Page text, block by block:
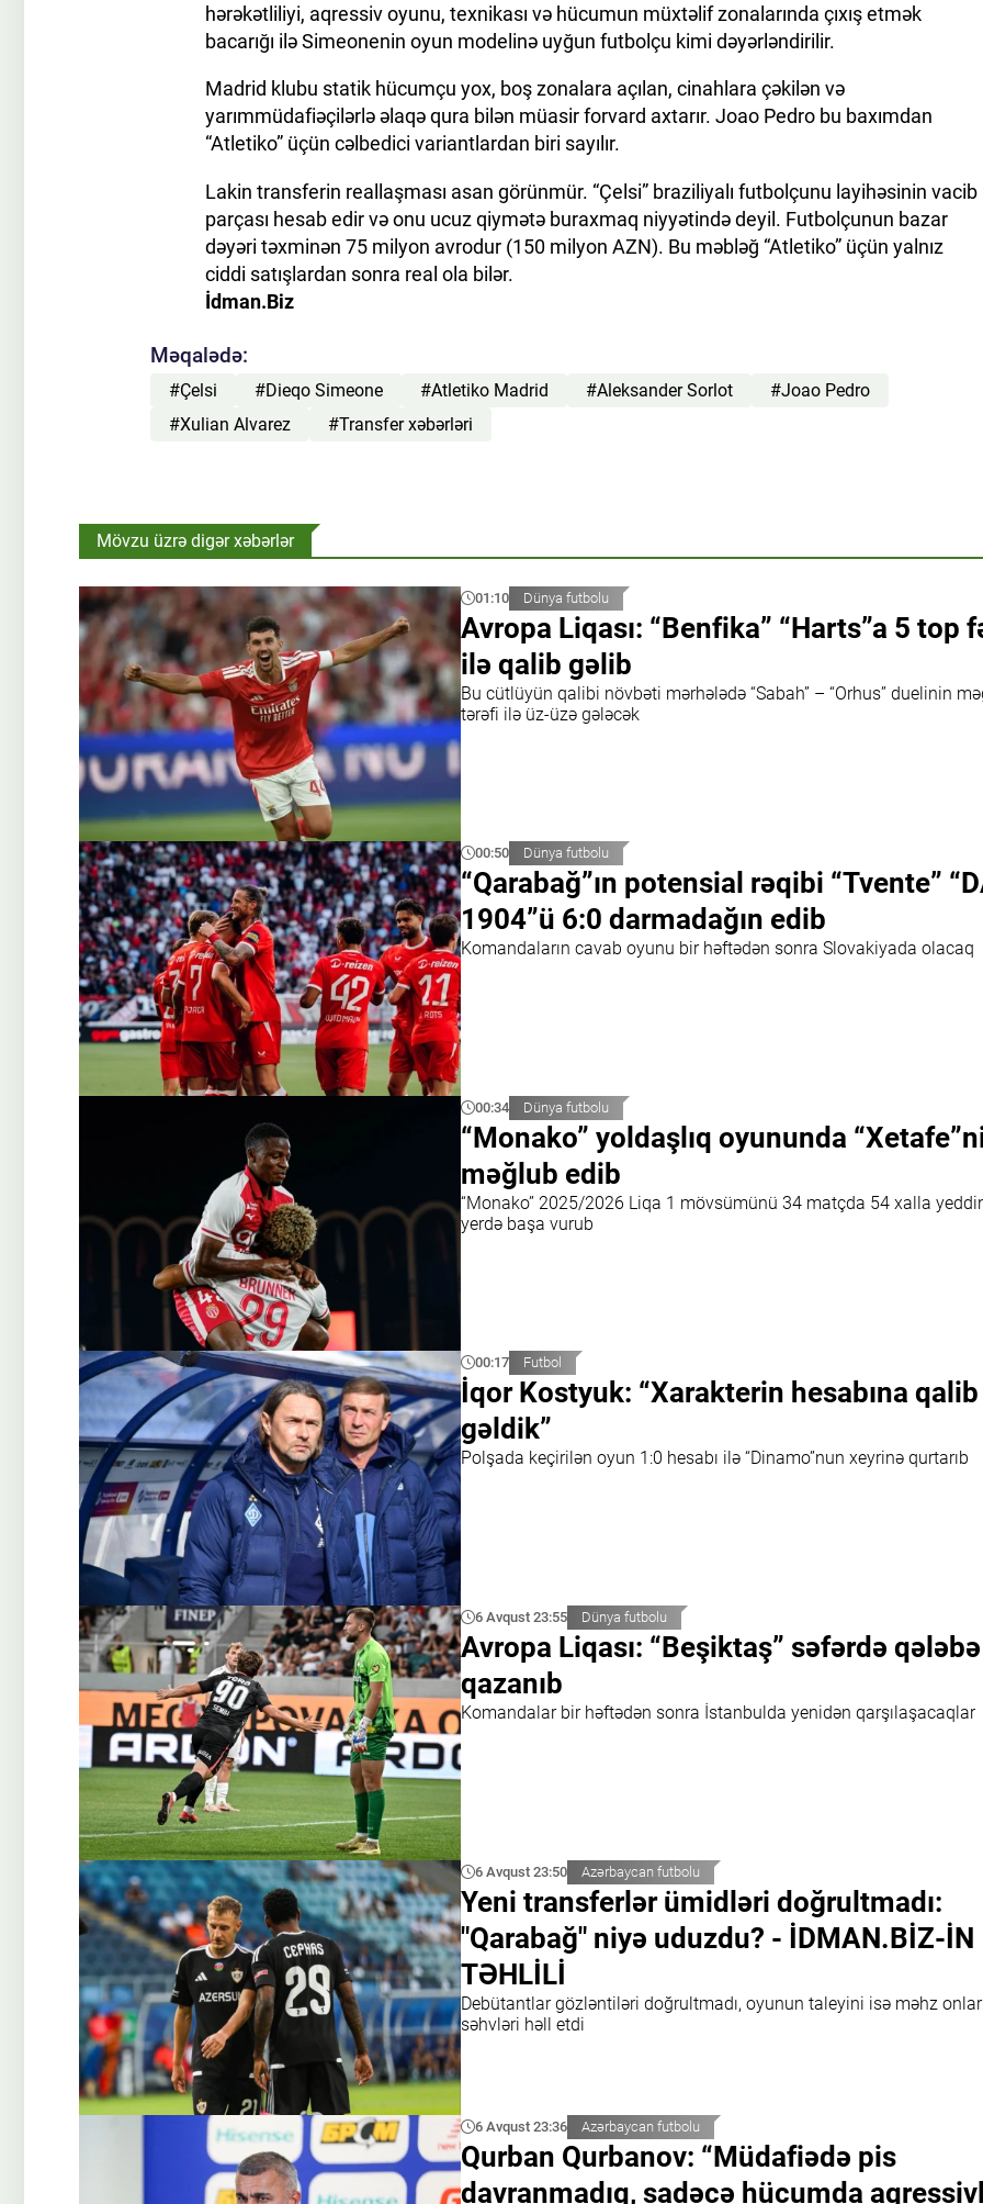
hərəkətliliyi, aqressiv oyunu, texnikası və hücumun müxtəlif zonalarında çıxış etmək
bacarığı ilə Simeonenin oyun modelinə uyğun futbolçu kimi dəyərləndirilir.
Madrid klubu statik hücumçu yox, boş zonalara açılan, cinahlara çəkilən və
yarımmüdafiəçilərlə əlaqə qura bilən müasir forvard axtarır. Joao Pedro bu baxımdan
“Atletiko” üçün cəlbedici variantlardan biri sayılır.
Lakin transferin reallaşması asan görünmür. “Çelsi” braziliyalı futbolçunu layihəsinin vacib
parçası hesab edir və onu ucuz qiymətə buraxmaq niyyətində deyil. Futbolçunun bazar
dəyəri təxminən 75 milyon avrodur (150 milyon AZN). Bu məbləğ “Atletiko” üçün yalnız
ciddi satışlardan sonra real ola bilər.
İdman.Biz
Məqalədə:
#Çelsi #Dieqo Simeone #Atletiko Madrid #Aleksander Sorlot
#Joao Pedro
#Xulian Alvarez
#Transfer xəbərləri
Mövzu üzrə digər xəbərlər
01:10 Dünya futbolu
Avropa Liqası: “Benfika” “Harts”a 5 top
ilə qalib gəlib
Bu cütlüyün qalibi növbəti mərhələdə “Sabah” – “Orhus” duelinin
tərəfi ilə üz-üzə gələcək
00:50 Dünya futbolu
“Qarabağ”ın potensial rəqibi “Tvente”
1904”ü 6:0 darmadağın edib
Komandaların cavab oyunu bir həftədən sonra Slovakiyada olacaq
00:34 Dünya futbolu
“Monako” yoldaşlıq oyununda
məğlub edib
“Monako” 2025/2026 Liqa 1 mövsümünü 34 matçda 54 xalla
yerdə başa vurub
00:17 Futbol
İqor Kostyuk: “Xarakterin hesabına qalib
gəldik”
Polşada keçirilən oyun 1:0 hesabı ilə “Dinamo”nun xeyrinə qurtarıb
6 Avqust 23:55 Dünya futbolu
Avropa Liqası: “Beşiktaş” səfərdə qələbə
qazanıb
Komandalar bir həftədən sonra İstanbulda yenidən qarşılaşacaqlar
6 Avqust 23:50 Azərbaycan futbolu
Yeni transferlər ümidləri doğrultmadı:
"Qarabağ" niyə uduzdu? - İDMAN.BİZ-İN
TƏHLİLİ
Debütantlar gözləntiləri doğrultmadı, oyunun taleyini isə məhz
səhvləri həll etdi
6 Avqust 23:36 Azərbaycan futbolu
Qurban Qurbanov: “Müdafiədə pis
davranmadıq, sadəcə hücumda